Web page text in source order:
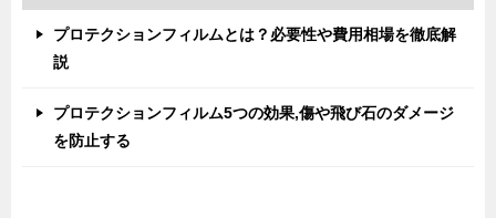
プロテクションフィルムとは？必要性や費用相場を徹底解
説
プロテクションフィルム5つの効果,傷や飛び石のダメージ
を防止する